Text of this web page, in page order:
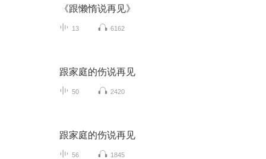
《跟懒惰说再见》
13 6162
跟家庭的伤说再见
50 2420
跟家庭的伤说再见
56 1845